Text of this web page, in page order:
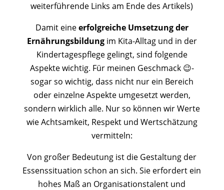
weiterführende Links am Ende des Artikels)
Damit eineerfolgreiche Umsetzung der
Ernährungsbildungim Kita-Alltag und in der
Kindertagespflege gelingt, sind folgende
Aspekte wichtig. Für meinen Geschmack 😉-
sogar so wichtig, dass nicht nur ein Bereich
oder einzelne Aspekte umgesetzt werden,
sondern wirklich alle. Nur so können wir Werte
wie Achtsamkeit, Respekt und Wertschätzung
vermitteln:
Von großer Bedeutung ist die Gestaltung der
Essenssituation schon an sich. Sie erfordert ein
hohes Maß an Organisationstalent und